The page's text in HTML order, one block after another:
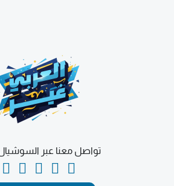
تواصل معنا عبر السوشيال